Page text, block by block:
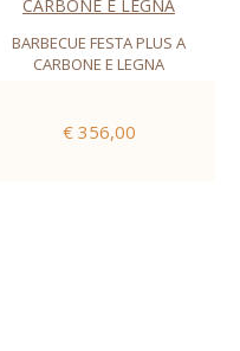
BARBECUE FESTA PLUS A
CARBONE E LEGNA
€ 356,00